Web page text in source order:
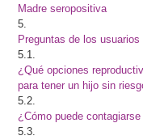
Madre seropositiva
5.
Preguntas de los usuarios
5.1.
¿Qué opciones
para tener un hijo sin
5.2.
¿Cómo puede
5.3.